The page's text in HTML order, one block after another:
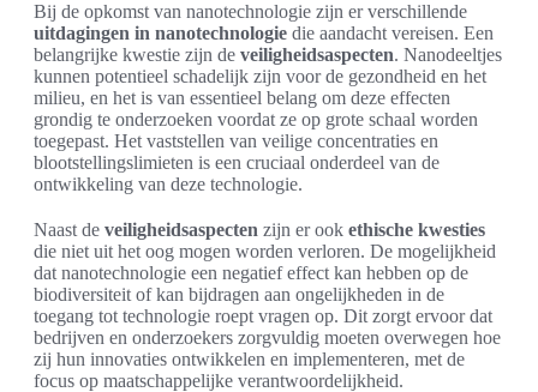
Bij de opkomst van nanotechnologie zijn er verschillende
uitdagingen in nanotechnologie die aandacht vereisen. Een
belangrijke kwestie zijn de veiligheidsaspecten. Nanodeeltjes
kunnen potentieel schadelijk zijn voor de gezondheid en het
milieu, en het is van essentieel belang om deze effecten
grondig te onderzoeken voordat ze op grote schaal worden
toegepast. Het vaststellen van veilige concentraties en
blootstellingslimieten is een cruciaal onderdeel van de
ontwikkeling van deze technologie.
Naast de veiligheidsaspecten zijn er ook ethische kwesties
die niet uit het oog mogen worden verloren. De mogelijkheid
dat nanotechnologie een negatief effect kan hebben op de
biodiversiteit of kan bijdragen aan ongelijkheden in de
toegang tot technologie roept vragen op. Dit zorgt ervoor dat
bedrijven en onderzoekers zorgvuldig moeten overwegen hoe
zij hun innovaties ontwikkelen en implementeren, met de
focus op maatschappelijke verantwoordelijkheid.